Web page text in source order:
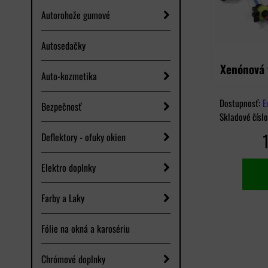
Autorohože gumové
Autosedačky
Auto-kozmetika
Bezpečnosť
Deflektory - ofuky okien
Elektro doplnky
Farby a Laky
Fólie na okná a karosériu
Chrómové doplnky
Dostupnosť:
Skladové